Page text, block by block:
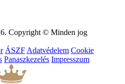
Copyright © Minden jog
ÁSZF Adatvédelem Cookie
Panaszkezelés Impresszum